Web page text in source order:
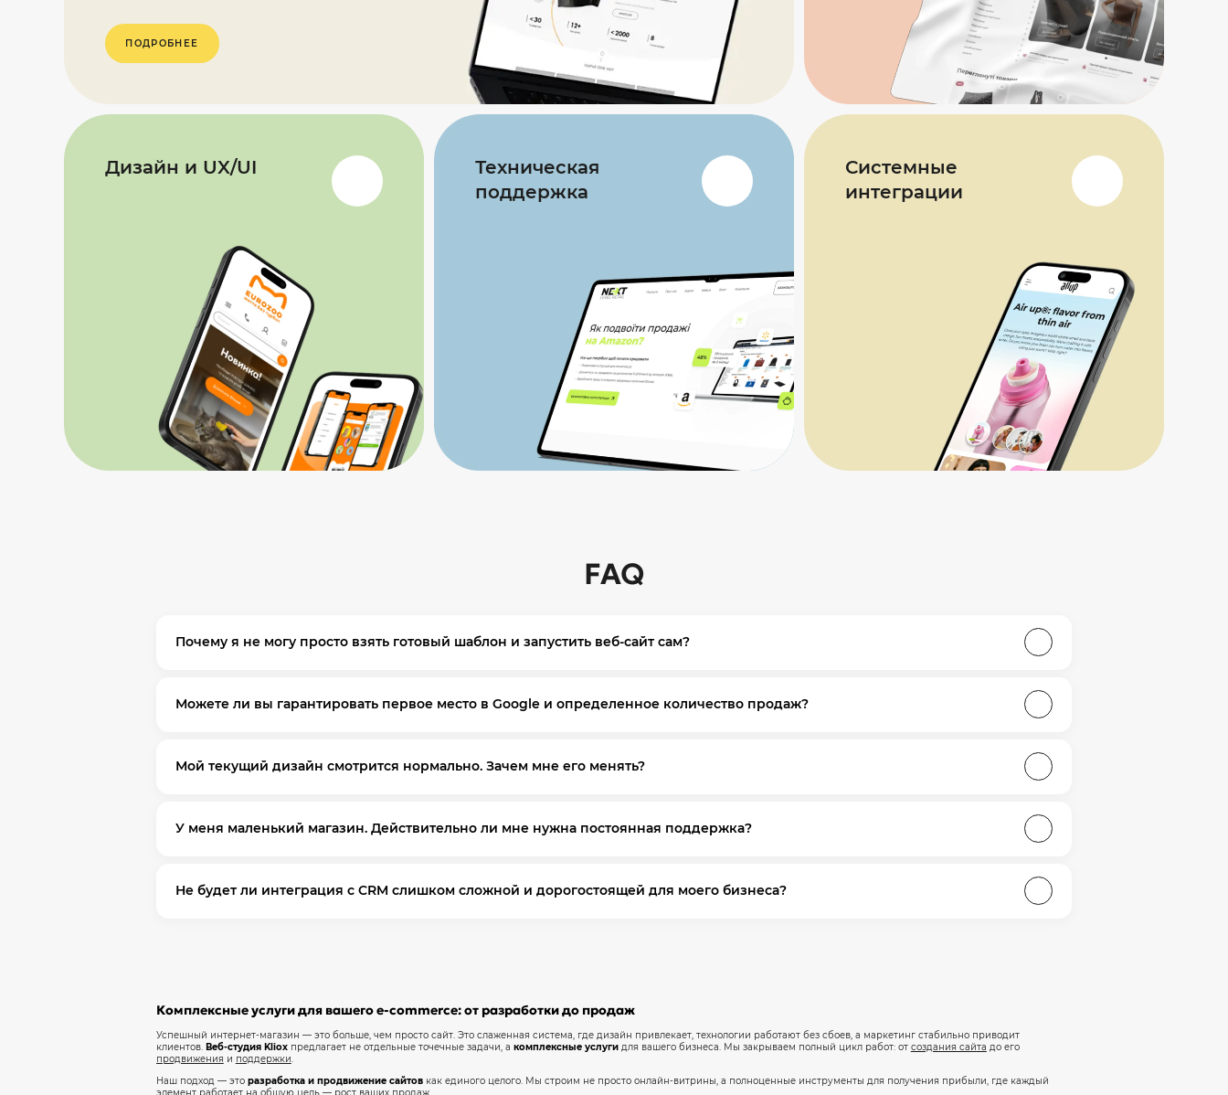
ПОДРОБНЕЕ
Дизайн и UX/UI
Техническая
поддержка
Системные
интеграции
FAQ
Почему я не могу просто взять готовый шаблон и запустить веб-сайт сам?
Готовый шаблон не учитывает уникальность вашего бизнеса. Мы создаем индивидуальную структуру и дизайн, ориентированные на вашу
аудиторию и цели, что в результате дает значительно более высокую конверсию и продажи.
Можете ли вы гарантировать первое место в Google и определенное количество продаж?
вашим проектом и фокус на ROI, чтобы ваши инвестиции в рекламу и SEO были прибыльными.
Мой текущий дизайн смотрится нормально. Зачем мне его менять?
Современный дизайн – это не о "красоте", а об удобстве и конверсии. Часто даже небольшие изменения в структуре и логике сайта могут
увеличить количество заказов и доверие клиентов.
У меня маленький магазин. Действительно ли мне нужна постоянная поддержка?
защищен от сбоев и своевременно обновлен, что критически важно для стабильных продаж.
Не будет ли интеграция с CRM слишком сложной и дорогостоящей для моего бизнеса?
Комплексные услуги для вашего e-commerce: от разработки до продаж
Успешный интернет-магазин — это больше, чем просто сайт. Это слаженная система, где дизайн привлекает, технологии работают без сбоев, а маркетинг стабильно приводит
клиентов.
Веб-студия Klioxпредлагает не отдельные точечные задачи, а комплексные услугидля вашего бизнеса. Мы закрываем полный цикл работ: от создания сайта до его
продвижения и поддержки
Наш подход — это разработка и продвижение сайтовкак единого целого. Мы строим не просто онлайн-витрины, а полноценные инструменты для получения прибыли, где каждый
элемент работает на общую цель — рост ваших продаж.